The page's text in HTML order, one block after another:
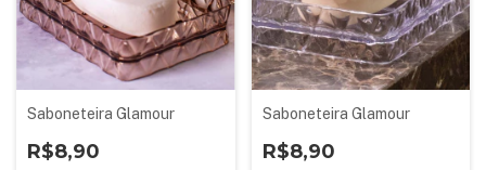
Saboneteira Glamour
R$8,90
Saboneteira Glamour
R$8,90